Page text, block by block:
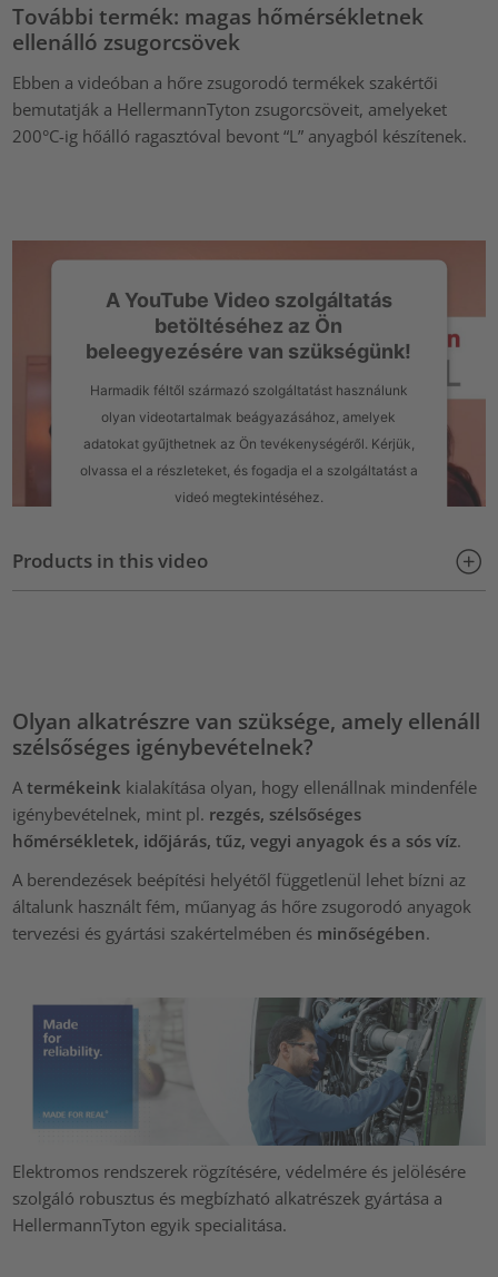
További termék: magas hőmérsékletnek
ellenálló zsugorcsövek
Ebben a videóban a hőre zsugorodó termékek szakértői
bemutatják a HellermannTyton zsugorcsöveit, amelyeket
200°C-ig hőálló ragasztóval bevont “L” anyagból készítenek.
A YouTube Video szolgáltatás
betöltéséhez az Ön
beleegyezésére van szükségünk!
Harmadik féltől származó szolgáltatást használunk
olyan videotartalmak beágyazásához, amelyek
adatokat gyűjthetnek az Ön tevékenységéről. Kérjük,
olvassa el a részleteket, és fogadja el a szolgáltatást a
videó megtekintéséhez.
További információk
Products in this video
Olyan alkatrészre van szüksége, amely ellenáll
szélsőséges igénybevételnek?
Atermékeink kialakítása olyan, hogy ellenállnak mindenféle
igénybevételnek, mint pl. rezgés, szélsőséges
hőmérsékletek, időjárás, tűz, vegyi anyagok és a sós víz.
A berendezések beépítési helyétől függetlenül lehet bízni az
általunk használt fém, műanyag ás hőre zsugorodó anyagok
tervezési és gyártási szakértelmében és minőségében.
Elektromos rendszerek rögzítésére, védelmére és jelölésére
szolgáló robusztus és megbízható alkatrészek gyártása a
HellermannTyton egyik specialitása.